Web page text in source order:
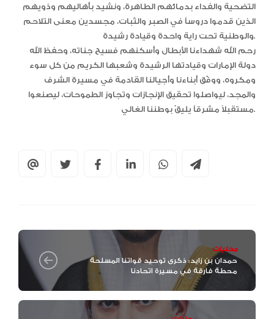
التضحية والفداء بدمائهم الطاهرة، ونشيد بأهاليهم وذويهم
الذين قدموا دروساً في الصبر والثبات، مجسدين معنى التلاحم
والوطنية تحت راية واحدة وقيادة رشيدة.
رحم الله شهداءنا الأبطال وأسكنهم فسيح جناته، وحفظ الله
دولة الإمارات وقيادتها الرشيدة وشعبها الكريم من كل سوء
ومكروه، ووفّق أبناءنا وأجيالنا القادمة في مسيرة الشرف
والمجد، ليواصلوا تحقيق الإنجازات وتجاوز الطموحات، ليصنعوا
مستقبلاً مشرقاً يليقُ بوطننا الغالي.
محليات
حمدان بن زايد: ذكرى توحيد قواتنا المسلحة
محطة فارقة في مسيرة اتحادنا